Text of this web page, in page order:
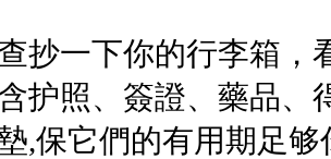
抄一下你的行李箱，
护照、簽證、藥品、
,保它們的有用期足